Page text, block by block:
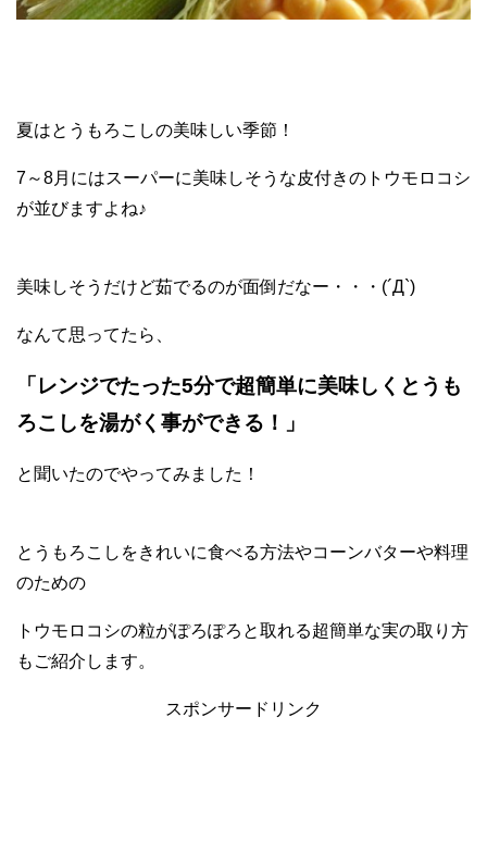
夏はとうもろこしの美味しい季節！
7～8月にはスーパーに美味しそうな皮付きのトウモロコシ
が並びますよね♪
美味しそうだけど茹でるのが面倒だなー・・・(´Д`)
なんて思ってたら、
「レンジでたった5分で超簡単に美味しくとうも
ろこしを湯がく事ができる！」
と聞いたのでやってみました！
とうもろこしをきれいに食べる方法やコーンバターや料理
のための
トウモロコシの粒がぽろぽろと取れる超簡単な実の取り方
もご紹介します。
スポンサードリンク